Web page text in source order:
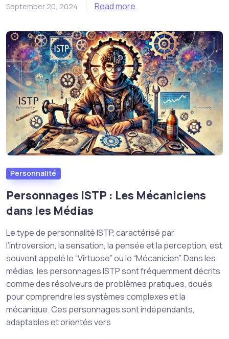
September 20, 2024 Read more
Personnalité
Personnages ISTP : Les Mécaniciens
dans les Médias
Le type de personnalité ISTP, caractérisé par
l’introversion, la sensation, la pensée et la perception, est
souvent appelé le “Virtuose” ou le “Mécanicien”. Dans les
médias, les personnages ISTP sont fréquemment décrits
comme des résolveurs de problèmes pratiques, doués
pour comprendre les systèmes complexes et la
mécanique. Ces personnages sont indépendants,
adaptables et orientés vers